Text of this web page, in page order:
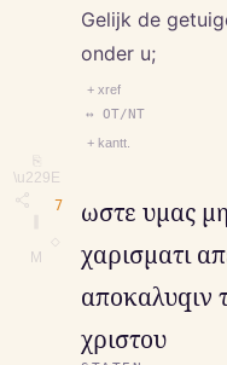
⎘
\u229E
M
Gelijk de
onder u;
+ xref
↔ OT/NT
+ kantt.
7
ωστε υμας
χαρισματι
αποκαλυqιν
χριστου